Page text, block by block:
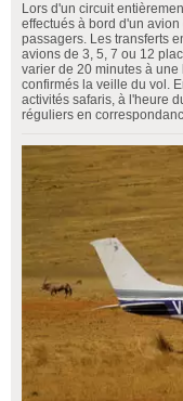
Lors d'un circuit
effectués à bord d'un
passagers. Les transferts
avions de 3, 5, 7 ou 12
varier de 20 minutes à
confirmés la veille du vol.
activités safaris, à l'heure
réguliers en